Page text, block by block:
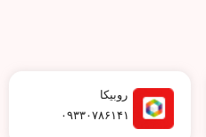
روبیکا
۰۹۳۳۰۷۸۶۱۴۱